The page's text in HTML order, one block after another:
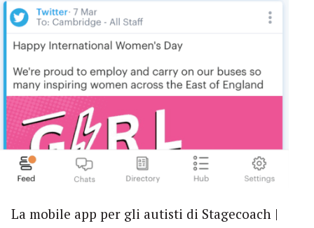
La mobile app per gli autisti di Stagecoach |